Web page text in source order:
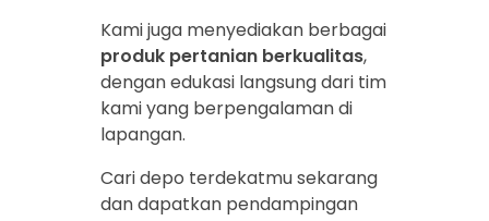
Kami juga menyediakan berbagai
produk pertanian berkualitas,
dengan edukasi langsung dari tim
kami yang berpengalaman di
lapangan.
Cari depo terdekatmu sekarang
dan dapatkan pendampingan